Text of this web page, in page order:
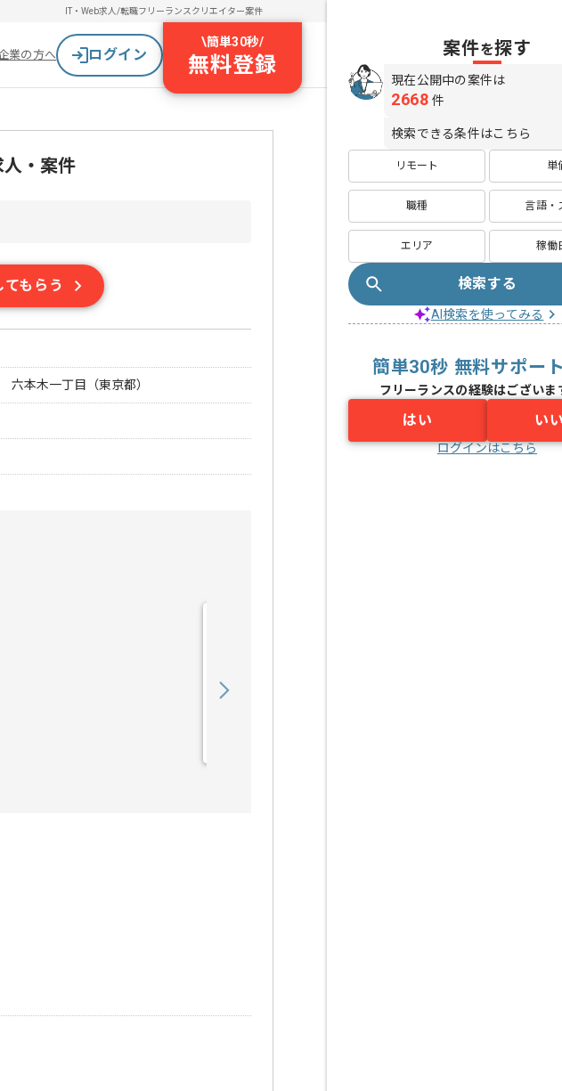
IT・Web求人/転職フリーランスクリエイター案件
業の方へ ログイン
\簡単30秒/
無料登録
人・案件
もらう
六本木一丁目（東京都）
案件を探す
現在公開中の案件は
2668 件
検索できる条件はこちら
リモート 単
職種 言語・
エリア 稼働
検索する
AI検索を使ってみる
簡単30秒 無料サポー
フリーランスの経験はございま
はい い
ログインはこちら